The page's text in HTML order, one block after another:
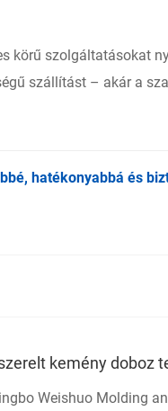
körű szolgáltatásokat
szállítást – akár a
hatékonyabbá és
kemény doboz
Weishuo Molding